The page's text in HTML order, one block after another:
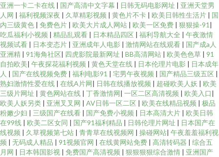
亚洲一卡二卡在线 | 国产高清中文字幕 | 日韩无码电影网址 | 亚洲天堂男
人网 | 福利视频深夜 | 久草精彩视频 | 黄色片不卡 | 欧美日韩性生活片 | 国
内三级黄色 | 免费色片 | 欧美大片成人网站 | 欧美一区免费 | 狠狠操-91 |
吃瓜福利小视频 | 精品乱观看 | 日本精品四区 | 福利导航大全 | 午夜激情
视频试看 | 日本变态片 | 亚洲成年人电影 | 激情网站在线观看 | 国产成a人
亚洲精 | 91海角社区| 四虎影院最新网址 | BB高清网站 | 欧美色色草 | 91
自拍欧美| 午夜探花福利视频 | 黄色天堂在线 | 日本伦理片电影 | 日本成年
人 | 国产在线视频免费 | 福利电影91 | 宅男午夜视频 | 国产精品三级五区 |
熟妇激情性爱在线 | 在线A片网| 日韩在线播放视频 | 超碰欧美人妖 | 欧美
三级片网址 | 黄色网站在线 | 丁香激情网| 一区二区高清视频 | 欧美入口|
欧美人妖另类 | 亚洲叉叉网 | AV日韩一区二区 | 欧美在线精品视频 | 极品
粉嫩少妇 | 三级国产在线看 | 国产免费小视频 | 日本高清大片 | 欧美日韩
在99线 | 欧美二区女同 | 国产91福利精品 | 日韩伦理片网址 | 日本国产在
线视频 | 久草视频第七站 | 青青草在线视频网 | 操碰网站| 午夜羞羞福利视
频 | 无码成人精品 | 91视频官网 | 在线黄网站免费 | 高清转码器 | 综合五
月网 | 日本韩国影视 | 免费国产高清视频 | 狠狠狠狠综合激情 | 亚洲国产